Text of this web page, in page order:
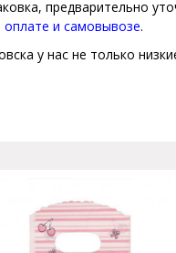
предварительно
оплате и самовывозе.
у нас не только